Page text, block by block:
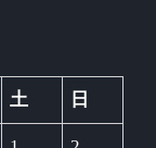
土 日